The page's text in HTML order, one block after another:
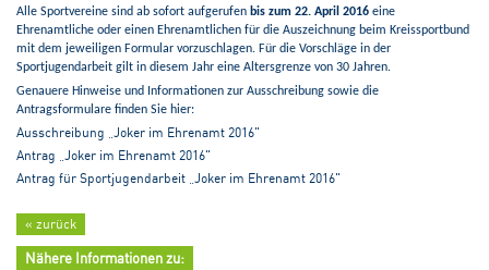
Alle Sportvereine sind ab sofort aufgerufen bis zum 22. April 2016 eine
Ehrenamtliche oder einen Ehrenamtlichen für die Auszeichnung beim Kreissportbund
mit dem jeweiligen Formular vorzuschlagen. Für die Vorschläge in der
Sportjugendarbeit gilt in diesem Jahr eine Altersgrenze von 30 Jahren.
Genauere Hinweise und Informationen zur Ausschreibung sowie die
Antragsformulare finden Sie hier:
Ausschreibung „Joker im Ehrenamt 2016"
Antrag „Joker im Ehrenamt 2016"
Antrag für Sportjugendarbeit „Joker im Ehrenamt 2016"
« zurück
Nähere Informationen zu: